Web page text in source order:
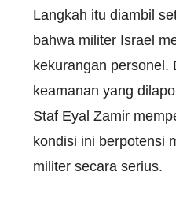
Langkah itu diambil
bahwa militer Israel
kekurangan personel.
keamanan yang
Staf Eyal Zamir
kondisi ini berpotensi
militer secara serius.